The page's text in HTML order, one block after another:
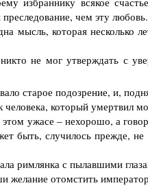
чем эту любовь.
мысль, которая несколько
не мог утверждать с
старое подозрение, и,
который умертвил
ужасе – нехорошо, а
быть, случилось прежде,
римлянка с пылавшими
желание отомстить